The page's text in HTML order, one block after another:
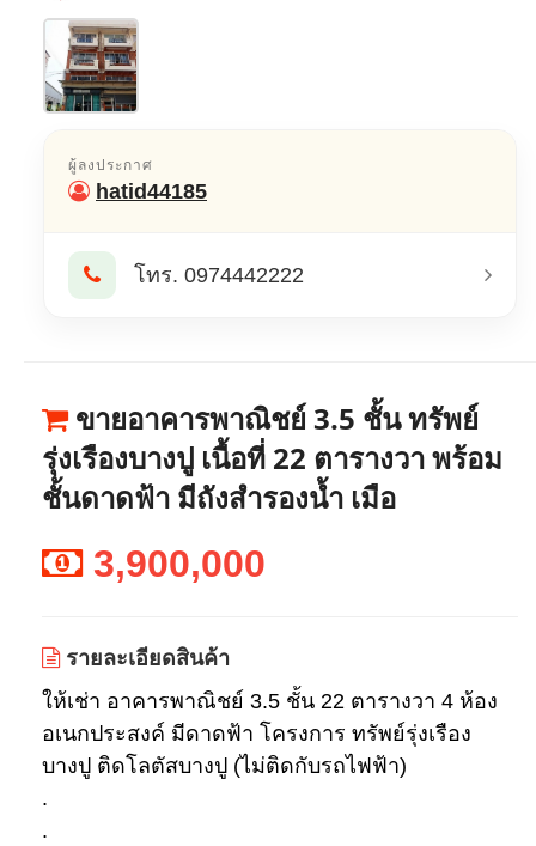
ผู้ลงประกาศ
hatid44185
โทร. 0974442222
ขายอาคารพาณิชย์ 3.5 ชั้น ทรัพย์
รุ่งเรืองบางปู เนื้อที่ 22 ตารางวา พร้อม
ชั้นดาดฟ้า มีถังสำรองน้ำ เมือ
3,900,000
รายละเอียดสินค้า
ให้เช่า อาคารพาณิชย์ 3.5 ชั้น 22 ตารางวา 4 ห้อง
อเนกประสงค์ มีดาดฟ้า โครงการ ทรัพย์รุ่งเรือง
บางปู ติดโลตัสบางปู (ไม่ติดกับรถไฟฟ้า)
.
.